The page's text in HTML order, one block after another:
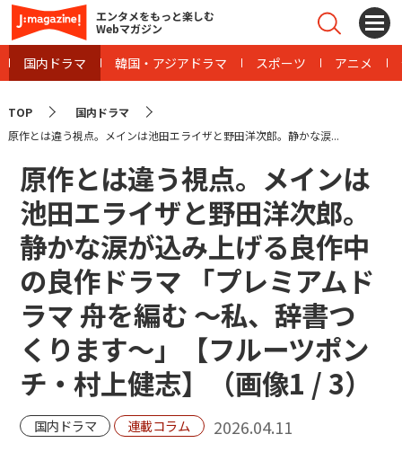
エンタメをもっと楽しむ
Webマガジン
国内ドラマ 韓国・アジアドラマ スポーツ アニメ
TOP
国内ドラマ
原作とは違う視点。メインは池田エライザと野田洋次郎。静かな涙...
原作とは違う視点。メインは
池田エライザと野田洋次郎。
静かな涙が込み上げる良作中
の良作ドラマ 「プレミアムド
ラマ 舟を編む ～私、辞書つ
くります～」【フルーツポン
チ・村上健志】（画像1 / 3）
国内ドラマ 連載コラム 2026.04.11